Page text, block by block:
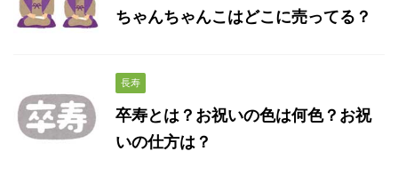
ちゃんちゃんこはどこに売ってる？
長寿
卒寿とは？お祝いの色は何色？お祝
いの仕方は？